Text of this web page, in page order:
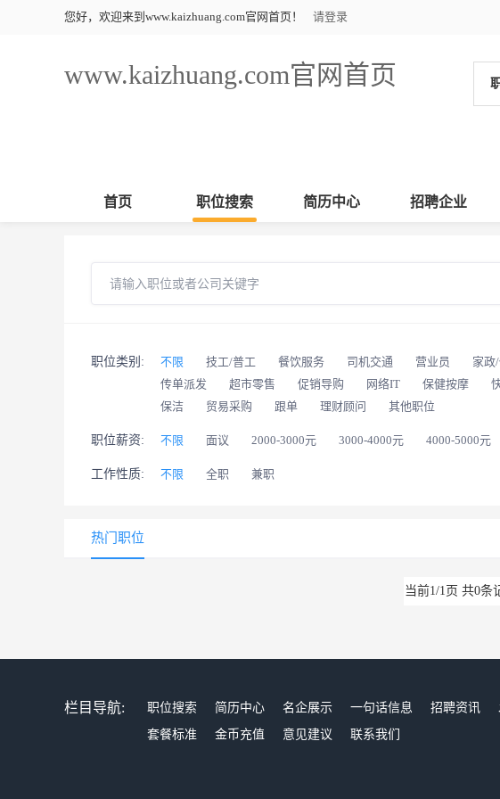
您好，欢迎来到www.kaizhuang.com官网首页！ 请登录
www.kaizhuang.com官网首页
首页 职位搜索 简历中心 招聘企业
职位类别: 不限 技工/普工 餐饮服务 司机交通 营业员 家政
传单派发
超市零售 促销导购 网络IT 保健按摩
保洁
贸易采购 跟单 理财顾问 其他职位
职位薪资: 不限 面议 2000-3000元 3000-4000元 4000-5000元
工作性质: 不限 全职 兼职
热门职位
当前1/1页 共0条
栏目导航: 职位搜索 简历中心 名企展示 一句话信息 招聘资讯
套餐标准
金币充值 意见建议 联系我们